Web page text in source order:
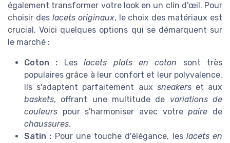
également transformer votre look en un clin d'œil. Pour
choisir des lacets originaux, le choix des matériaux est
crucial. Voici quelques options qui se démarquent sur
le marché :
Coton : Leslacets plats en coton sont très
populaires grâce à leur confort et leur polyvalence.
Ils s'adaptent parfaitement aux sneakerset aux
baskets, offrant une multitude de variations de
couleurs pour s'harmoniser avec votrepaire de
chaussures.
Satin : Pour une touche d'élégance, les lacets en